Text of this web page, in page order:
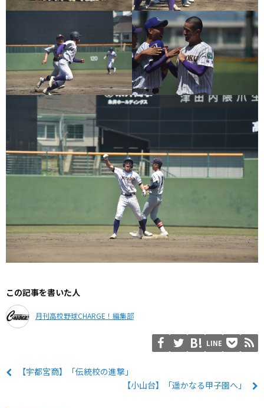
この記事を書いた人
月刊高校野球CHARGE！編集部
LINE
【宇都宮商】「伝統校の進撃」
【小山台】「遥かなる甲子園へ」